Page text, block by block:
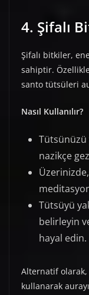
4. Şifalı
Şifalı bitkiler,
sahiptir.
santo tütsüleri
Nasıl Kullanılır?
Tütsünüzü
nazikçe
Tütsüyü
belirleyin
hayal edin.
Alternatif olarak,
kullanarak